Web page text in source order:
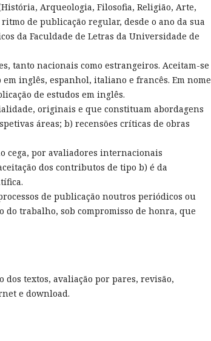
Arqueologia, Filosofia, Religião, Arte,
de publicação regular, desde o ano da sua
da Faculdade de Letras da Universidade de
tanto nacionais como estrangeiros. Aceitam-se
inglês, espanhol, italiano e francês. Em nome
de estudos em inglês.
originais e que constituam abordagens
áreas; b) recensões críticas de obras
cega, por avaliadores internacionais
dos contributos de tipo b) é da
de publicação noutros periódicos ou
do trabalho, sob compromisso de honra, que
textos, avaliação por pares, revisão,
e download.